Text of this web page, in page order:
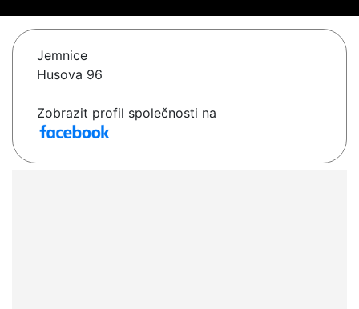
Jemnice
Husova 96
Zobrazit profil společnosti na